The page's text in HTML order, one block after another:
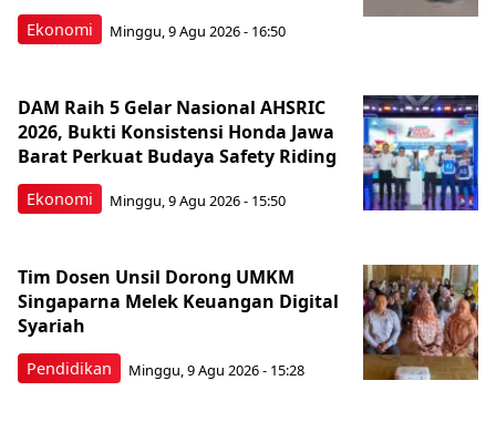
Ekonomi Minggu, 9 Agu 2026 - 16:50
Ekonomi
DAM Raih 5 Gelar Nasional AHSRIC
2026, Bukti Konsistensi Honda Jawa
Barat Perkuat Budaya Safety Riding
Minggu, 9 Agu 2026 - 15:50
Pendidikan
Tim Dosen Unsil Dorong UMKM
Singaparna Melek Keuangan Digital
Syariah
Minggu, 9 Agu 2026 - 15:28